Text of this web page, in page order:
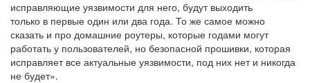
исправляющие уязвимости для него, будут выходить
только в первые один или два года. То же самое можно
сказать и про домашние роутеры, которые годами могут
работать у пользователей, но безопасной прошивки, которая
исправляет все актуальные уязвимости, под них нет и никогда
не будет».